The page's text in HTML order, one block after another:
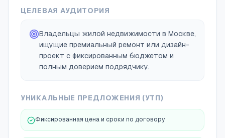
ЦЕЛЕВАЯ АУДИТОРИЯ
Владельцы жилой недвижимости в Москве,
ищущие премиальный ремонт или дизайн-
проект с фиксированным бюджетом и
полным доверием подрядчику.
УНИКАЛЬНЫЕ ПРЕДЛОЖЕНИЯ (УТП)
Фиксированная цена и сроки по договору